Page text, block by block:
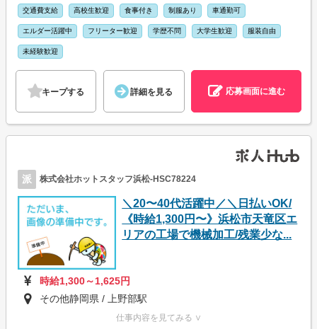
交通費支給 高校生歓迎 食事付き 制服あり 車通勤可
エルダー活躍中 フリーター歓迎 学歴不問 大学生歓迎 服装自由
未経験歓迎
キープする 詳細を見る 応募画面に進む
派 株式会社ホットスタッフ浜松-HSC78224
＼20〜40代活躍中／＼日払いOK/
《時給1,300円〜》浜松市天竜区エ
リアの工場で機械加工/残業少な...
時給1,300～1,625円
その他静岡県 / 上野部駅
仕事内容を見てみる ∨